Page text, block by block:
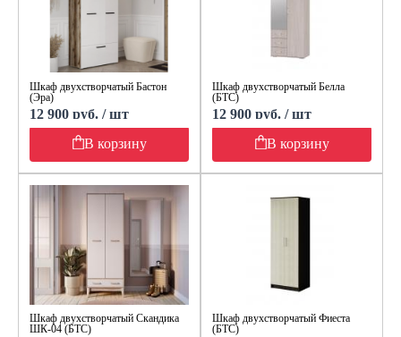
Шкаф двухстворчатый Бастон
(Эра)
12 900 руб. / шт
В корзину
Шкаф двухстворчатый Белла
(БТС)
12 900 руб. / шт
В корзину
Шкаф двухстворчатый Скандика
ШК-04 (БТС)
Шкаф двухстворчатый Фиеста
(БТС)